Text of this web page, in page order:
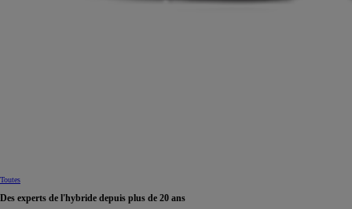
Toutes
Des experts de l'hybride depuis plus de 20 ans